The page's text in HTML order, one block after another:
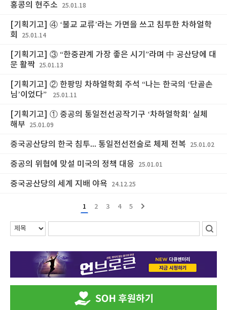
홍콩의 현주소 25.01.18
[기획기고] ④ ‘불교 교류’라는 가면을 쓰고 침투한 차하얼학
회
25.01.14
[기획기고] ③ “한중관계 가장 좋은 시기”라며 中 공산당에 대
문 활짝
25.01.13
[기획기고] ② 한팡밍 차하얼학회 주석 “나는 한국의 ‘단골손
님’이었다”
25.01.11
[기획기고] ① 중공의 통일전선공작기구 ‘차하얼학회’ 실체
해부
25.01.09
중국공산당의 한국 침투... 통일전선전술로 체제 전복 25.01.02
중공의 위협에 맞설 미국의 정책 대응 25.01.01
중국공산당의 세계 지배 야욕 24.12.25
1 2 3 4 5